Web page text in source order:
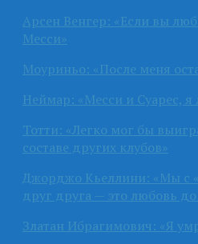
Арсен Венгер: «Если вы
Месси»
Моуриньо: «После меня
Неймар: «Месси и Суарес, я
Тотти: «Легко мог бы
составе других клубов»
Джорджо Кьеллини: «Мы с
друг друга — это любовь до
Златан Ибрагимович: «Я